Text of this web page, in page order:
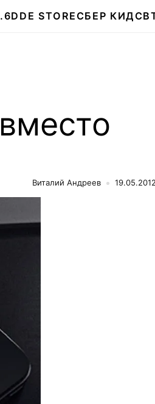
DDE STORE СБЕР КИДС
Виталий Андреев 19.05.2012